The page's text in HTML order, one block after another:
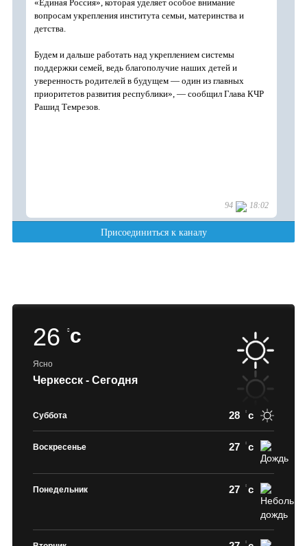
26 c
Ясно
Черкесск - Сегодня
Суббота 28 c
Воскресенье 27 c
Понедельник 27 c